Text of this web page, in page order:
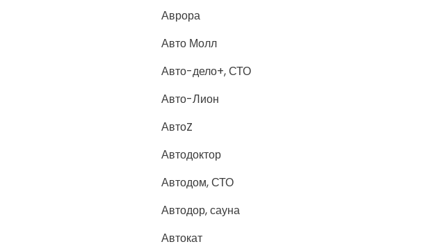
Аврора
Авто Молл
Авто-дело+, СТО
Авто-Лион
АвтоZ
Автодоктор
Автодом, СТО
Автодор, сауна
Автокат